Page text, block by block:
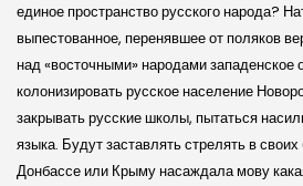
единое пространство русского народа?
выпестованное, перенявшее от поляков
над «восточными» народами западенское
колонизировать русское население
закрывать русские школы, пытаться
языка. Будут заставлять стрелять в
Донбассе или Крыму насаждала мову